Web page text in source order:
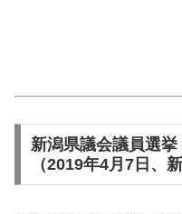
新潟県議会議員選
（2019年4月7日、新